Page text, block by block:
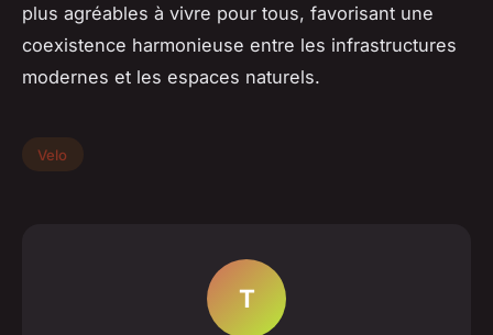
plus agréables à vivre pour tous, favorisant une
coexistence harmonieuse entre les infrastructures
modernes et les espaces naturels.
Velo
T